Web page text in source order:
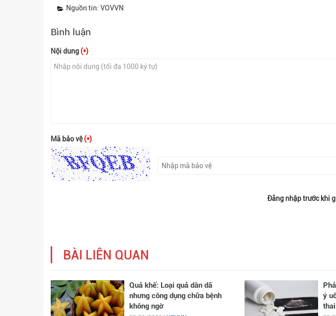
Nguồn tin: VOVVN
Bình luận
Nội dung (*)
Mã bảo vệ(*)
Đăng nhập trước khi
BÀI LIÊN QUAN
Quả khế: Loại quả dân dã
nhưng công dụng chữa bệnh
không ngờ
ý